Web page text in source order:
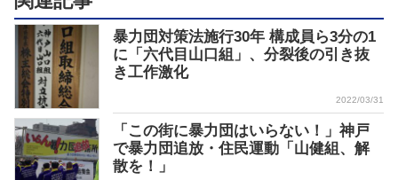
暴力団対策法施行30年 構成員ら3分の1
に「六代目山口組」、分裂後の引き抜
き工作激化
2022/03/31
「この街に暴力団はいらない！」神戸
で暴力団追放・住民運動「山健組、解
散を！」